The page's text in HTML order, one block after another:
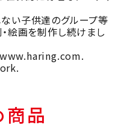
い子供達のグループ等
絵画を制作し続けまし
商品